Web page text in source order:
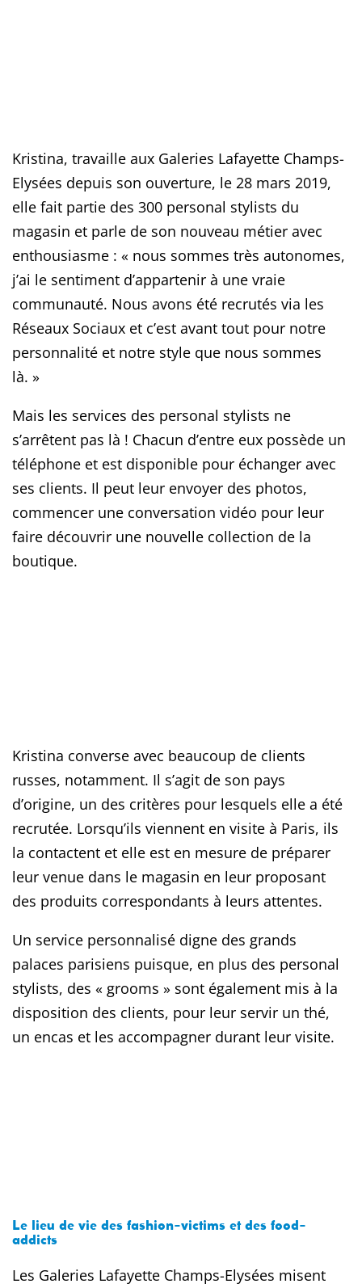
Kristina, travaille aux Galeries Lafayette Champs-
Elysées depuis son ouverture, le 28 mars 2019,
elle fait partie des 300 personal stylists du
magasin et parle de son nouveau métier avec
enthousiasme : « nous sommes très autonomes,
j’ai le sentiment d’appartenir à une vraie
communauté. Nous avons été recrutés via les
Réseaux Sociaux et c’est avant tout pour notre
personnalité et notre style que nous sommes
là. »
Mais les services des personal stylists ne
s’arrêtent pas là ! Chacun d’entre eux possède un
téléphone et est disponible pour échanger avec
ses clients. Il peut leur envoyer des photos,
commencer une conversation vidéo pour leur
faire découvrir une nouvelle collection de la
boutique.
Kristina converse avec beaucoup de clients
russes, notamment. Il s’agit de son pays
d’origine, un des critères pour lesquels elle a été
recrutée. Lorsqu’ils viennent en visite à Paris, ils
la contactent et elle est en mesure de préparer
leur venue dans le magasin en leur proposant
des produits correspondants à leurs attentes.
Un service personnalisé digne des grands
palaces parisiens puisque, en plus des personal
stylists, des « grooms » sont également mis à la
disposition des clients, pour leur servir un thé,
un encas et les accompagner durant leur visite.
Le lieu de vie des fashion-victims et des food-
addicts
Les Galeries Lafayette Champs-Elysées misent